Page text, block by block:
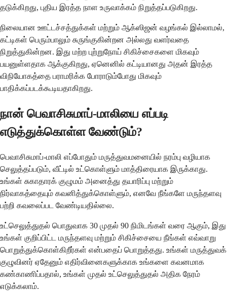
தடுக்கிறது, புதிய இரத்த நாள உருவாக்கம் நிறுத்தப்படுகிறது.
நிலையான ஊட்டச்சத்துக்கள் மற்றும் ஆக்ஸிஜன் வழங்கல் இல்லாமல்,
கட்டிகள் பெரும்பாலும் சுருங்குகின்றன அல்லது வளர்வதை
நிறுத்துகின்றன. இது மற்ற புற்றுநோய் சிகிச்சைகளை மிகவும்
பயனுள்ளதாக ஆக்குகிறது, ஏனெனில் கட்டியானது அதன் இரத்த
விநியோகத்தை பராமரிக்க போராடும்போது மிகவும்
பாதிக்கப்படக்கூடியதாகிறது.
நான் பெவாசிசுமாப்-மாலியை எப்படி
எடுத்துக்கொள்ள வேண்டும்?
பெவாசிசுமாப்-மாலி எப்போதும் மருத்துவமனையில் நரம்பு வழியாக
செலுத்தப்படும், வீட்டில் உட்கொள்ளும் மாத்திரையாக இருக்காது.
உங்கள் சுகாதாரக் குழுமம் அனைத்து தயாரிப்பு மற்றும்
நிர்வாகத்தையும் கவனித்துக்கொள்ளும், எனவே நீங்களே மருந்தளவு
பற்றி கவலைப்பட வேண்டியதில்லை.
உட்செலுத்துதல் பொதுவாக 30 முதல் 90 நிமிடங்கள் வரை ஆகும், இது
உங்கள் குறிப்பிட்ட மருந்தளவு மற்றும் சிகிச்சையை நீங்கள் எவ்வாறு
பொறுத்துக்கொள்கிறீர்கள் என்பதைப் பொறுத்தது. உங்கள் மருத்துவக்
குழுவினர் ஏதேனும் எதிர்வினைகளுக்காக உங்களை கவனமாக
கண்காணிப்பதால், உங்கள் முதல் உட்செலுத்துதல் அதிக நேரம்
எடுக்கலாம்.